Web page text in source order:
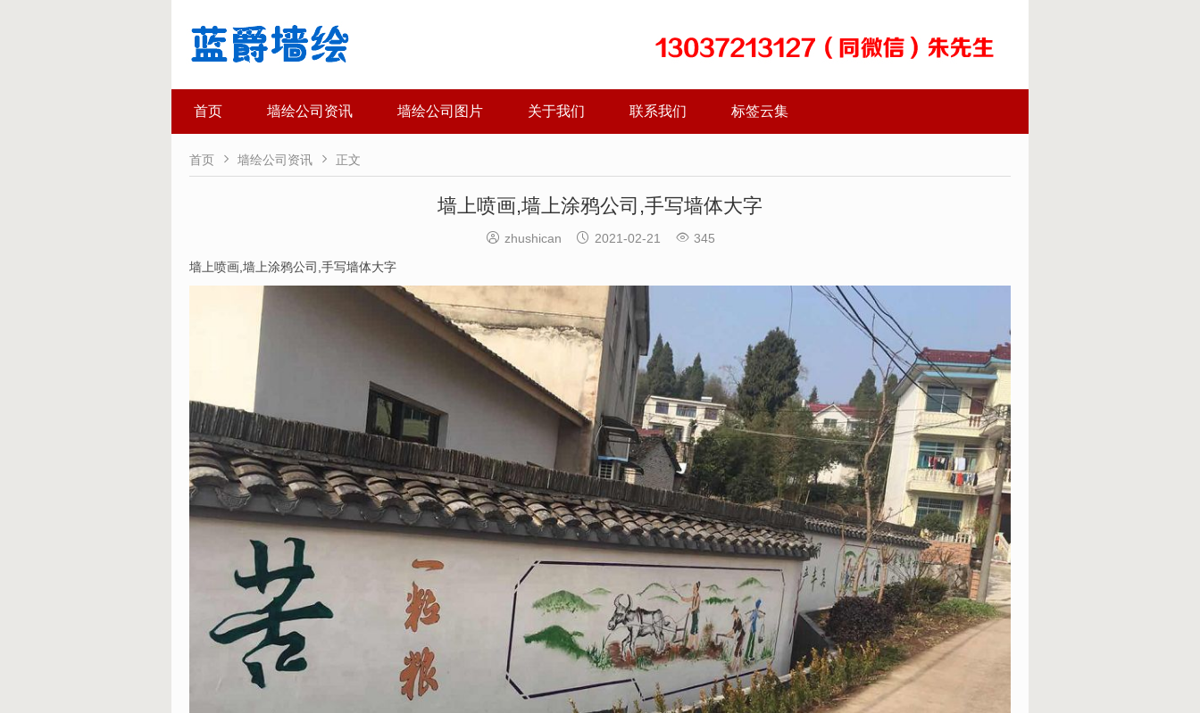
首页 墙绘公司资讯 墙绘公司图片 关于我们 联系我们 标签云集
首页  墙绘公司资讯  正文
墙上喷画,墙上涂鸦公司,手写墙体大字
 zhushican  2021-02-21  345
墙上喷画 墙上涂鸦公司 手写墙体大字